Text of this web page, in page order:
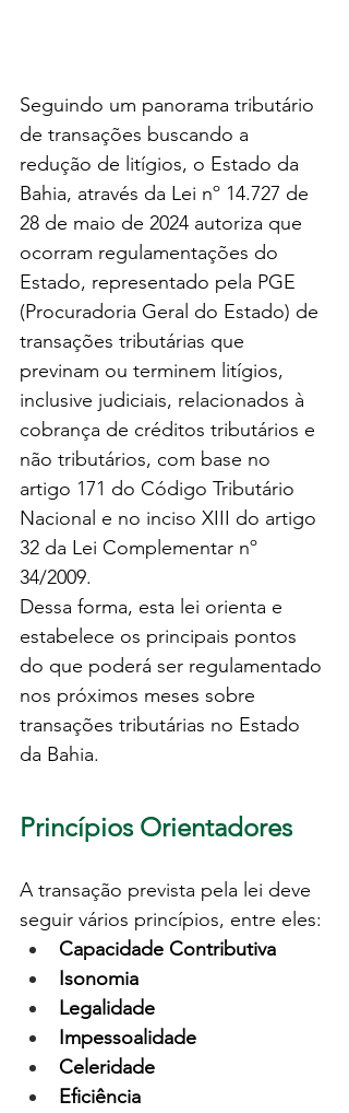
Seguindo um panorama tributário
de transações buscando a
redução de litígios, o Estado da
Bahia, através da Lei nº 14.727 de
28 de maio de 2024 autoriza que
ocorram regulamentações do
Estado, representado pela PGE
(Procuradoria Geral do Estado) de
transações tributárias que
previnam ou terminem litígios,
inclusive judiciais, relacionados à
cobrança de créditos tributários e
não tributários, com base no
artigo 171 do Código Tributário
Nacional e no inciso XIII do artigo
32 da Lei Complementar nº
34/2009.
Dessa forma, esta lei orienta e
estabelece os principais pontos
do que poderá ser regulamentado
nos próximos meses sobre
transações tributárias no Estado
da Bahia.
Princípios Orientadores
A transação prevista pela lei deve
seguir vários princípios, entre eles:
Capacidade Contributiva
Isonomia
Legalidade
Impessoalidade
Celeridade
Eficiência